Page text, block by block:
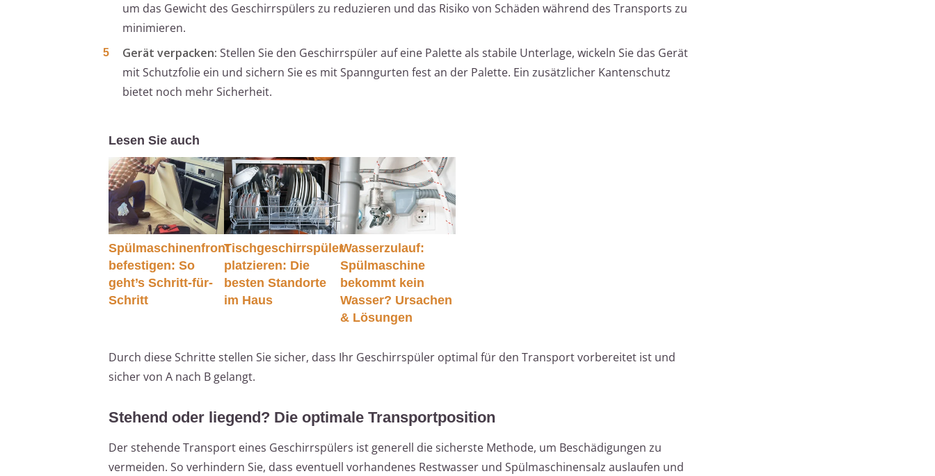
um das Gewicht des Geschirrspülers zu reduzieren und das Risiko von Schäden während des Transports zu
minimieren.
Gerät verpacken: Stellen Sie den Geschirrspüler auf eine Palette als stabile Unterlage, wickeln Sie das Gerät
mit Schutzfolie ein und sichern Sie es mit Spanngurten fest an der Palette. Ein zusätzlicher Kantenschutz
bietet noch mehr Sicherheit.
Lesen Sie auch
Spülmaschinenfront
befestigen: So
geht’s Schritt-für-
Schritt
Tischgeschirrspüler
platzieren: Die
besten Standorte
im Haus
Wasserzulauf:
Spülmaschine
bekommt kein
Wasser? Ursachen
& Lösungen
Durch diese Schritte stellen Sie sicher, dass Ihr Geschirrspüler optimal für den Transport vorbereitet ist und
sicher von A nach B gelangt.
Stehend oder liegend? Die optimale Transportposition
Der stehende Transport eines Geschirrspülers ist generell die sicherste Methode, um Beschädigungen zu
vermeiden. So verhindern Sie, dass eventuell vorhandenes Restwasser und Spülmaschinensalz auslaufen und